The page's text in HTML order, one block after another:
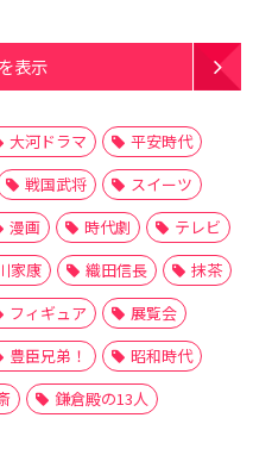
表示
大河ドラマ
平安時代
戦国武将
スイーツ
漫画 時代劇
テレビ
家康 織田信長
抹茶
フィギュア
展覧会
豊臣兄弟！
昭和時代
鎌倉殿の13人